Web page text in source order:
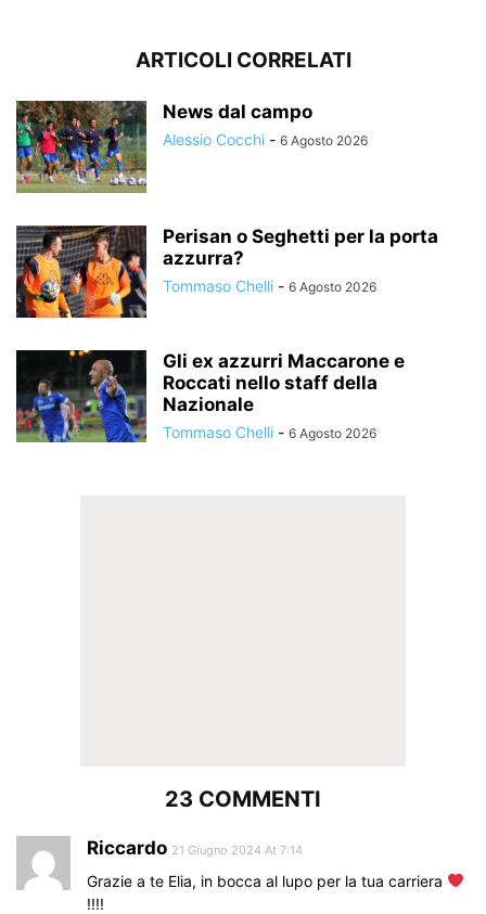
ARTICOLI CORRELATI
News dal campo
Alessio Cocchi - 6 Agosto 2026
Perisan o Seghetti per la porta
azzurra?
Tommaso Chelli - 6 Agosto 2026
Gli ex azzurri Maccarone e
Roccati nello staff della
Nazionale
Tommaso Chelli - 6 Agosto 2026
23 COMMENTI
Riccardo 21 Giugno 2024 At 7:14
Grazie a te Elia, in bocca al lupo per la tua carriera
!!!!